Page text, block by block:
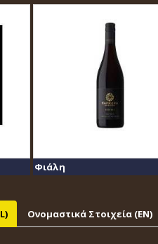
Φιάλη
Ονομαστικά Στοιχεία (EΝ)